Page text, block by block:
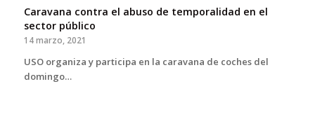
Caravana contra el abuso de temporalidad en el
sector público
14 marzo, 2021
USO organiza y participa en la caravana de coches del
domingo…